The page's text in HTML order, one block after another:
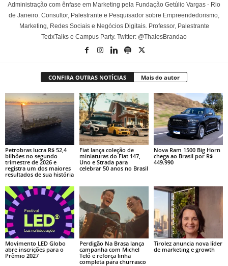
Administração com ênfase em Marketing pela Fundação Getúlio Vargas - Rio
de Janeiro. Consultor, Palestrante e Pesquisador sobre Empreendedorismo,
Marketing, Redes Sociais e Negócios Digitais. Professor, Palestrante
TedxTalks e Campus Party. Twitter: @ThalesBrandao
CONFIRA OUTRAS NOTÍCIAS Mais do autor
Petrobras lucra R$ 52,4
bilhões no segundo
trimestre de 2026 e
registra um dos maiores
resultados de sua história
Fiat lança coleção de
miniaturas do Fiat 147,
Uno e Strada para
celebrar 50 anos no Brasil
Nova Ram 1500 Big Horn
chega ao Brasil por R$
449.990
Movimento LED Globo
abre inscrições para o
Prêmio 2027
Perdigão Na Brasa lança
campanha com Michel
Teló e reforça linha
completa para churrasco
Tirolez anuncia nova líder
de marketing e growth